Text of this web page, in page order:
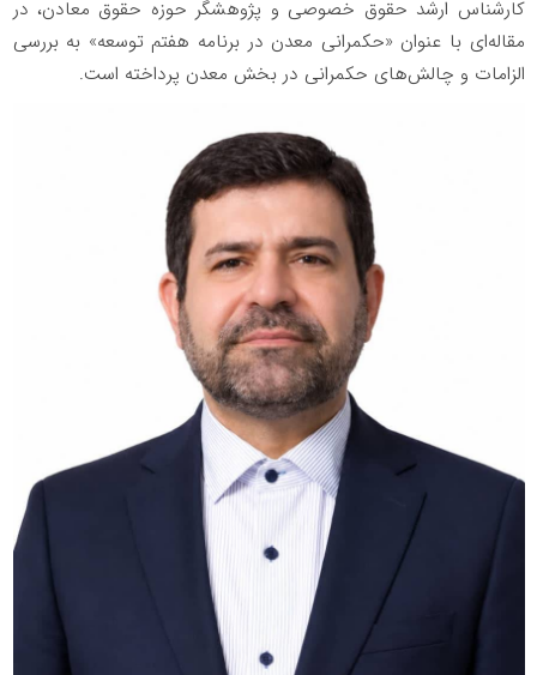
کارشناس ارشد حقوق خصوصی و پژوهشگر حوزه حقوق معادن، در
مقاله‌ای با عنوان «حکمرانی معدن در برنامه هفتم توسعه» به بررسی
الزامات و چالش‌های حکمرانی در بخش معدن پرداخته است.